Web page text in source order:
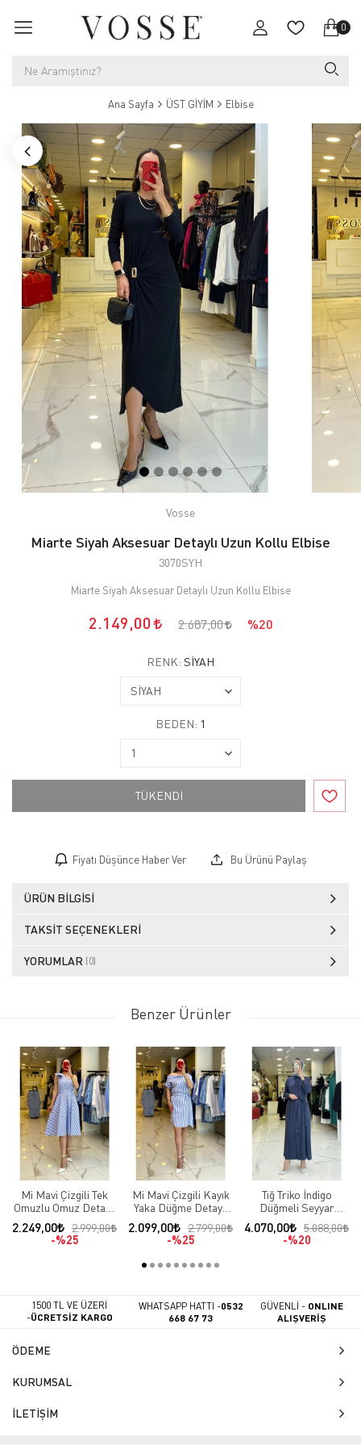
0
Ana Sayfa ÜST GİYİM Elbise
Vosse
Miarte Siyah Aksesuar Detaylı Uzun Kollu Elbise
3070SYH
Miarte Siyah Aksesuar Detaylı Uzun Kollu Elbise
2.149,00 2.687,00 %20
RENK: SİYAH
BEDEN: 1
TÜKENDİ
Fiyatı Düşünce Haber Ver Bu Ürünü Paylaş
ÜRÜN BILGISI
TAKSIT SEÇENEKLERI
YORUMLAR (0)
Benzer Ürünler
Mi Mavi Çizgili Tek
Omuzlu Omuz Detaylı
Elbise
2.249,00
2.999,00
%25
Mi Mavi Çizgili Kayık
Yaka Düğme Detaylı
Kuşaklı Elbise
2.099,00
2.799,00
%25
Tığ Triko İndigo
Düğmeli Seyyar
Kuşaklı Fermuar
Detaylı Cepli Elbise
4.070,00
5.088,00
%20
1500 TL VE ÜZERİ
-ÜCRETSİZ KARGO
WHATSAPP HATTI -0532
668 67 73
GÜVENLİ - ONLINE
ALIŞVERİŞ
ÖDEME
KURUMSAL
İLETİŞİM